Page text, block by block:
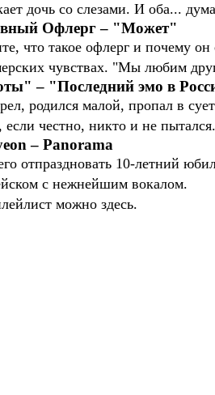
дочь со слезами. И оба...
Офлерг – "Может"
что такое офлерг и почему
чувствах. "Мы любим
– "Последний эмо в
родился малой, пропал в
честно, никто и не пытался.
– Panorama
отпраздновать 10-летний
с нежнейшим вокалом.
можно здесь.